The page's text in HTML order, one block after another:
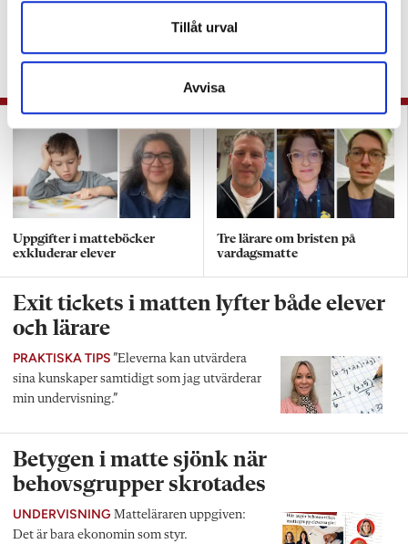
Tillåt urval
Avvisa
vårens NP i matte
KRÖNIKA”Är Skolverket helt
Uppgifter i matteböcker
exkluderar elever
Tre lärare om bristen på
vardagsmatte
Exit tickets i matten lyfter både elever
och lärare
PRAKTISKA TIPS ”Eleverna kan utvärdera
sina kunskaper samtidigt som jag utvärderar
min undervisning.”
Betygen i matte sjönk när
behovsgrupper skrotades
UNDERVISNING Matteläraren uppgiven:
Det är bara ekonomin som styr.